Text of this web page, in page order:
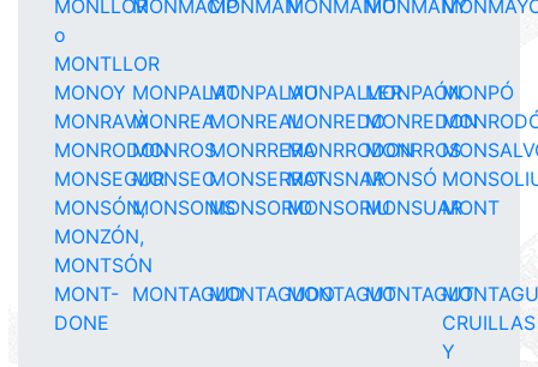
MONLLOR
o
MONTLLOR
MONMACIPMONMAÑMONMANIUMONMANY
MONOY MONPALATMONPALAUMONPALLERMONPAÓNMONPÓ
MONRAVÀMONREAMONREALMONREDOMONREDON
MONRODONMONROSMONRRERAMONRRODONMONRROS
MONSEGURMONSEOMONSERRATMONSNARMONSÓ
MONSÓN,
MONZÓN,
MONTSÓN
MONSONISMONSORIOMONSORIUMONSUARMONT
MONT-
DONE
MONTAGUDMONTAGUDOMONTAGUTMONTAGUT
CRUILLAS
Y